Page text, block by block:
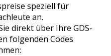
speziell für
an.
direkt über Ihre GDS-
folgenden Codes